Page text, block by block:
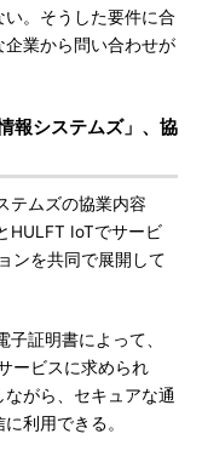
。そうした要件に合
企業から問い合わせが
報システムズ」、協
テムズの協業内容
HULFT IoTでサービ
ンを共同で展開して
証明書によって、
ービスに求められ
がら、セキュアな通
利用できる。